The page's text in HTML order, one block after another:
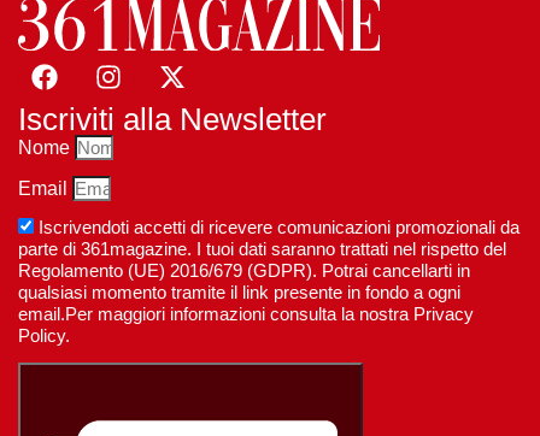
Iscriviti alla Newsletter
Nome
Email
Iscrivendoti accetti di ricevere comunicazioni promozionali da
parte di 361magazine. I tuoi dati saranno trattati nel rispetto del
Regolamento (UE) 2016/679 (GDPR). Potrai cancellarti in
qualsiasi momento tramite il link presente in fondo a ogni
email.Per maggiori informazioni consulta la nostra Privacy
Policy.